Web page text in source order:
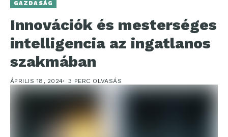
GAZDASÁG
Innovációk és mesterséges
intelligencia az ingatlanos
szakmában
ÁPRILIS 18, 2024 3 PERC OLVASÁS